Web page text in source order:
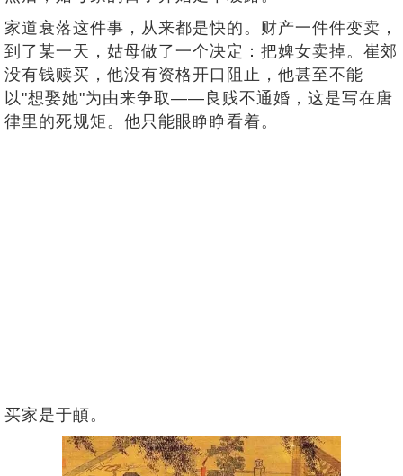
家道衰落这件事，从来都是快的。财产一件件变卖，
到了某一天，姑母做了一个决定：把婢女卖掉。崔郊
没有钱赎买，他没有资格开口阻止，他甚至不能
以"想娶她"为由来争取——良贱不通婚，这是写在唐
律里的死规矩。他只能眼睁睁看着。
买家是于頔。